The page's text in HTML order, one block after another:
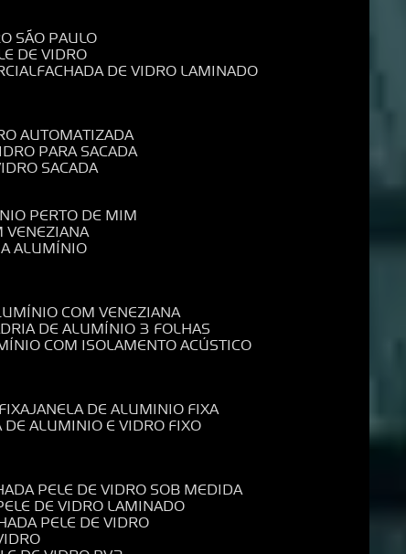
SÃO PAULO
DE VIDRO
FACHADA DE VIDRO LAMINADO
AUTOMATIZADA
PARA SACADA
SACADA
PERTO DE MIM
VENEZIANA
ALUMÍNIO
COM VENEZIANA
DE ALUMÍNIO 3 FOLHAS
COM ISOLAMENTO ACÚSTICO
JANELA DE ALUMINIO FIXA
DE ALUMINIO E VIDRO FIXO
PELE DE VIDRO SOB MEDIDA
DE VIDRO LAMINADO
PELE DE VIDRO